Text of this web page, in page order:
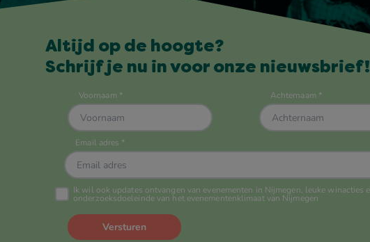
Altijd op de hoogte?
Schrijf je nu in voor onze nieuwsbrief!